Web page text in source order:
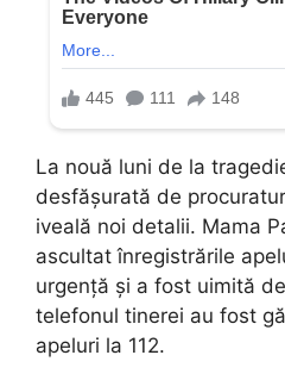
La nouă luni de la
desfășurată de
iveală noi detalii. Mama
ascultat înregistrările
urgență și a fost uimită
telefonul tinerei au fost
apeluri la 112.